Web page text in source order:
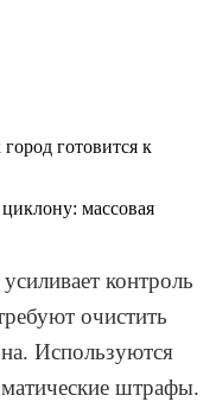
готовится к
контроль
очистить
Используются
штрафы.